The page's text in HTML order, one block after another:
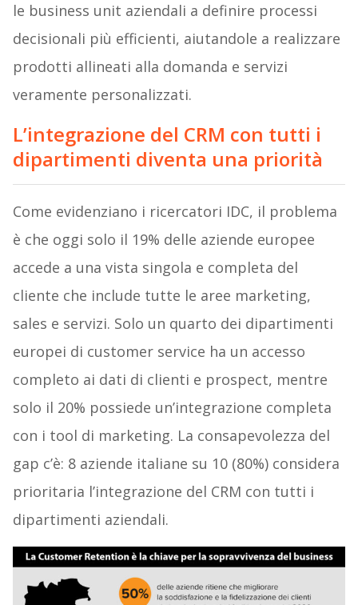
le business unit aziendali a definire processi
decisionali più efficienti, aiutandole a realizzare
prodotti allineati alla domanda e servizi
veramente personalizzati.
L’integrazione del CRM con tutti i
dipartimenti diventa una priorità
Come evidenziano i ricercatori IDC, il problema
è che oggi solo il 19% delle aziende europee
accede a una vista singola e completa del
cliente che include tutte le aree marketing,
sales e servizi. Solo un quarto dei dipartimenti
europei di customer service ha un accesso
completo ai dati di clienti e prospect, mentre
solo il 20% possiede un’integrazione completa
con i tool di marketing. La consapevolezza del
gap c’è: 8 aziende italiane su 10 (80%) considera
prioritaria l’integrazione del CRM con tutti i
dipartimenti aziendali.